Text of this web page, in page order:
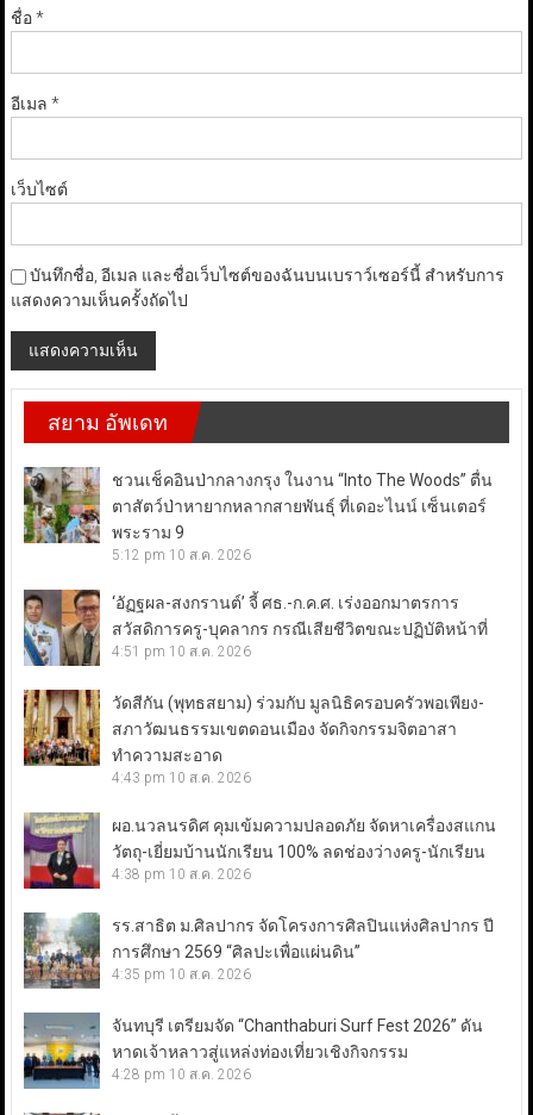
ชื่อ*
อีเมล *
เว็บไซต์
บันทึกชื่อ, อีเมล และชื่อเว็บไซต์ของฉันบนเบราว์เซอร์นี้ สำหรับการ
แสดงความเห็นครั้งถัดไป
สยาม อัพเดท
ชวนเช็คอินป่ากลางกรุง ในงาน “Into The Woods” ตื่น
ตาสัตว์ป่าหายากหลากสายพันธุ์ ที่เดอะไนน์ เซ็นเตอร์
พระราม 9
5:12 pm 10 ส.ค. 2026
‘อัฏฐผล-สงกรานต์’ จี้ ศธ.-ก.ค.ศ. เร่งออกมาตรการ
สวัสดิการครู-บุคลากร กรณีเสียชีวิตขณะปฏิบัติหน้าที่
4:51 pm 10 ส.ค. 2026
วัดสีกัน (พุทธสยาม) ร่วมกับ มูลนิธิครอบครัวพอเพียง-
สภาวัฒนธรรมเขตดอนเมือง จัดกิจกรรมจิตอาสา
ทำความสะอาด
4:43 pm 10 ส.ค. 2026
ผอ.นวลนรดิศ คุมเข้มความปลอดภัย จัดหาเครื่องสแกน
วัตถุ-เยี่ยมบ้านนักเรียน 100% ลดช่องว่างครู-นักเรียน
4:38 pm 10 ส.ค. 2026
รร.สาธิต ม.ศิลปากร จัดโครงการศิลปินแห่งศิลปากร ปี
การศึกษา 2569 “ศิลปะเพื่อแผ่นดิน”
4:35 pm 10 ส.ค. 2026
จันทบุรี เตรียมจัด “Chanthaburi Surf Fest 2026” ดัน
หาดเจ้าหลาวสู่แหล่งท่องเที่ยวเชิงกิจกรรม
4:28 pm 10 ส.ค. 2026